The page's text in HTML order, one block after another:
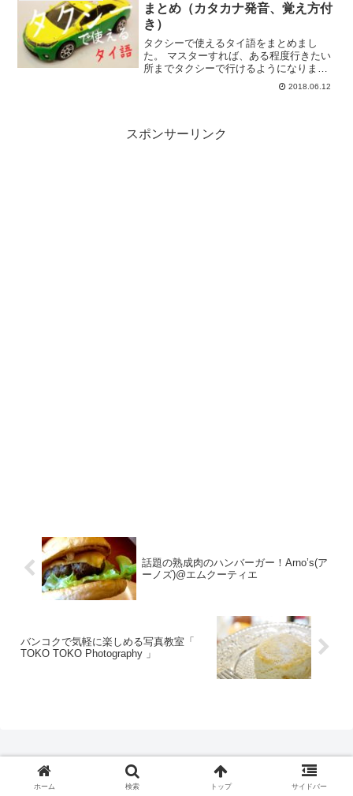
まとめ（カタカナ発音、覚え方付
き）
タクシーで使えるタイ語をまとめまし
た。 マスターすれば、ある程度行きたい
所までタクシーで行けるようになりま
2018.06.12
スポンサーリンク
話題の熟成肉のハンバーガー！Arno’s(ア
ーノズ)@エムクーティエ
バンコクで気軽に楽しめる写真教室「
TOKO TOKO Photography 」
ガイドブックを出版しました！
ホーム 検索 トップ サイドバー